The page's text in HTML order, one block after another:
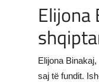
Elijona
Elijona
saj të fundit.